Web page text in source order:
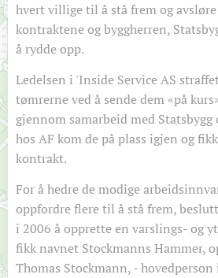
hvert villige til å stå frem og
kontraktene og byggherren,
å rydde opp.
Ledelsen i 'Inside Service AS
tømrerne ved å sende dem «på
gjennom samarbeid med
hos AF kom de på plass igjen og
kontrakt.
For å hedre de modige
oppfordre flere til å stå frem,
i 2006 å opprette en varslings- og
fikk navnet Stockmanns Hammer,
Thomas Stockmann, -